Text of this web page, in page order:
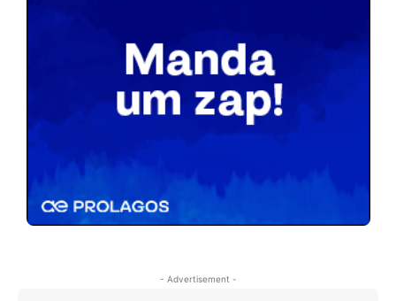
- Advertisement -